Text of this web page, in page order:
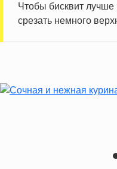
Чтобы бисквит
срезать немного